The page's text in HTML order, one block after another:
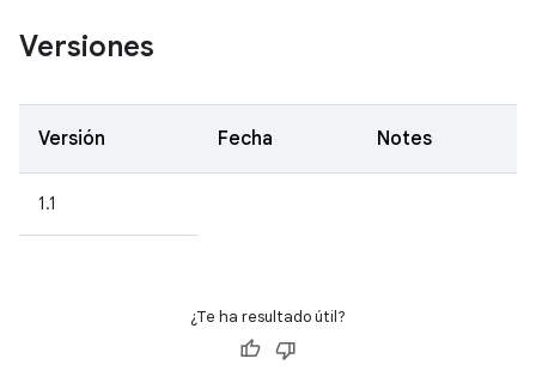
Versiones
Versión Fecha Notes
1.1
¿Te ha resultado útil?